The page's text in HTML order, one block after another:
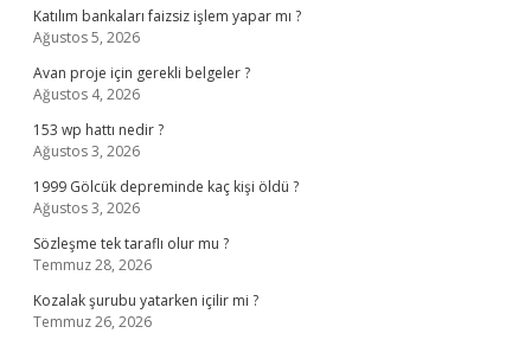
Katılım bankaları faizsiz işlem yapar mı ?
Ağustos 5, 2026
Avan proje için gerekli belgeler ?
Ağustos 4, 2026
153 wp hattı nedir ?
Ağustos 3, 2026
1999 Gölcük depreminde kaç kişi öldü ?
Ağustos 3, 2026
Sözleşme tek taraflı olur mu ?
Temmuz 28, 2026
Kozalak şurubu yatarken içilir mi ?
Temmuz 26, 2026